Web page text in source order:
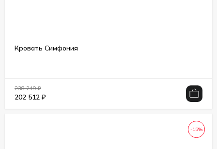
Кровать Симфония
238 249₽
202 512 ₽
-15%